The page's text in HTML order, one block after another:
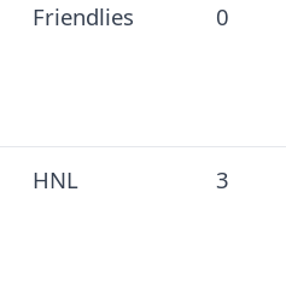
Friendlies 0
HNL 3